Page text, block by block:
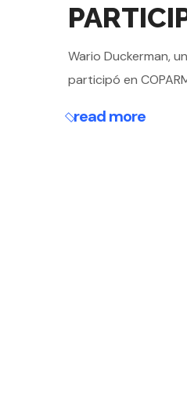
Wario Duckerman,
participó en
read more